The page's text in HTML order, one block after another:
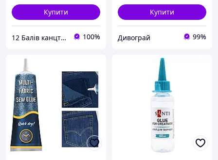
Купити
12 Балів канцтовари оптом і в роздріб 100%
Купити
Дивограй 99%